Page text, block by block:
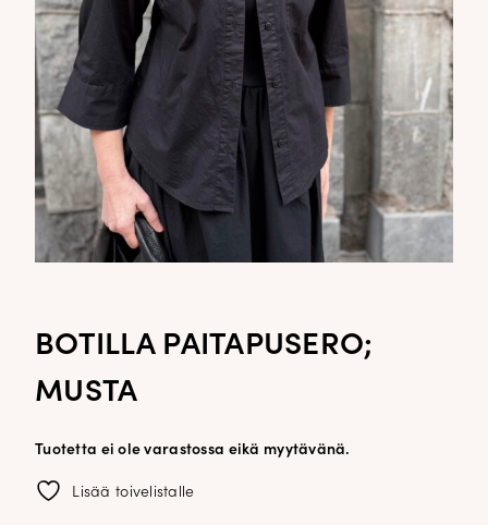
BOTILLA PAITAPUSERO;
MUSTA
Tuotetta ei ole varastossa eikä myytävänä.
Lisää toivelistalle